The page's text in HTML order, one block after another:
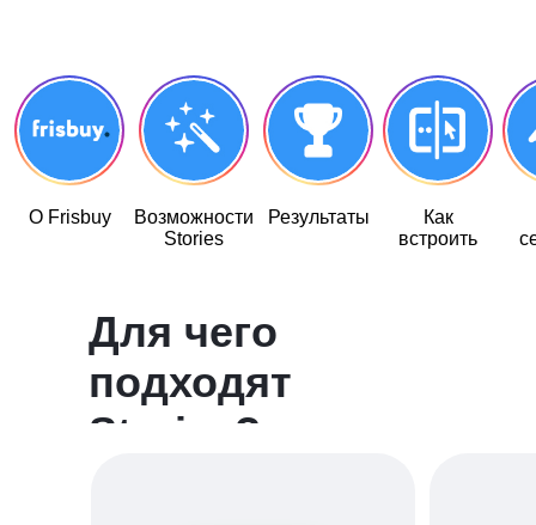
О Frisbuy
Возможности
Stories
Результаты
Как
встроить
Для чего
подходят
Stories?